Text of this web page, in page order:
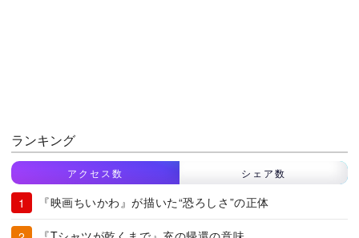
ランキング
アクセス数 シェア数
『映画ちいかわ』が描いた“恐ろしさ”の正体